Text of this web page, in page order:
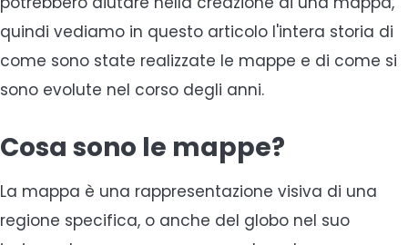
quindi vediamo in questo articolo l'intera storia di
come sono state realizzate le mappe e di come si
sono evolute nel corso degli anni.
Cosa sono le mappe?
La mappa è una rappresentazione visiva di una
regione specifica, o anche del globo nel suo